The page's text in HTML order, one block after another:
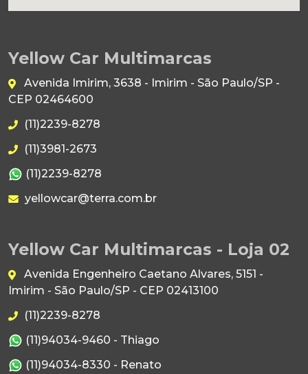
Yellow Car Multimarcas
Avenida Imirim, 3638 - Imirim - São Paulo/SP -
CEP 02464600
(11)2239-8278
(11)3981-2673
(11)2239-8278
yellowcar@terra.com.br
Yellow Car Multimarcas - Loja 02
Avenida Engenheiro Caetano Alvares, 5151 -
Imirim - São Paulo/SP - CEP 02413100
(11)2239-8278
(11)94034-9460 - Thiago
(11)94034-8330 - Renato